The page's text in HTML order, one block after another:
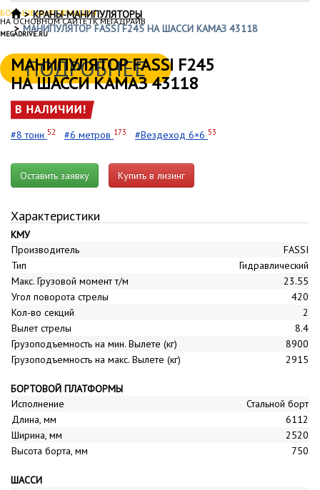
БОЛЬШЕ ИНФОРМАЦИИ
НА ОСНОВНОМ САЙТЕ ГК МЕГАДРАЙВ
MEGADRIVE.RU
ПОДРОБНЕЕ
КРАНЫ-МАНИПУЛЯТОРЫ
МАНИПУЛЯТОР FASSI F245 НА ШАССИ КАМАЗ 43118
МАНИПУЛЯТОР FASSI F245
НА ШАССИ КАМАЗ 43118
#8 тонн 52 #6 метров 173 #Вездеход 6×6 53
Оставить заявку Купить в лизинг
Характеристики
КМУ
Производитель
FASSI
Тип
Гидравлический
Макс. Грузовой момент т/м
23.55
Угол поворота стрелы
420
Кол-во секций
2
Вылет стрелы
8.4
Грузоподъемность на мин. Вылете (кг)
8900
Грузоподъемность на макс. Вылете (кг)
2915
БОРТОВОЙ ПЛАТФОРМЫ
Исполнение
Стальной борт
Длина, мм
6112
Ширина, мм
2520
Высота борта, мм
750
ШАССИ